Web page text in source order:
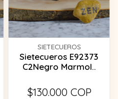
SIETECUEROS
Sietecueros E92373
C2Negro Marmol..
$130.000 COP